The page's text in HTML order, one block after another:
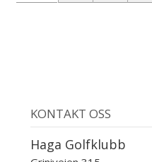
KONTAKT OSS
Haga Golfklubb